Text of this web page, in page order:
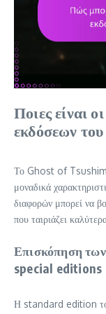
Ποιες είναι
εκδόσεων
Το Ghost of Tsushima
μοναδικά
διαφορών μπορεί να
που ταιριάζει
Επισκόπηση
special editions
Η standard edition